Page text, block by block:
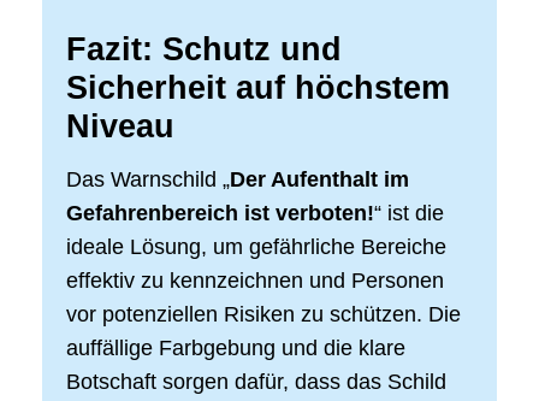
Fazit: Schutz und
Sicherheit auf höchstem
Niveau
Das Warnschild „Der Aufenthalt im
Gefahrenbereich ist verboten!“ ist die
ideale Lösung, um gefährliche Bereiche
effektiv zu kennzeichnen und Personen
vor potenziellen Risiken zu schützen. Die
auffällige Farbgebung und die klare
Botschaft sorgen dafür, dass das Schild